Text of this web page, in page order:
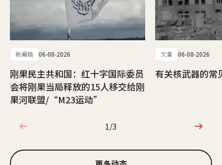
新闻稿 06-08-2026
刚果民主共和国：红十字国际委员
会将刚果当局释放的15人移交给刚
果河联盟/“M23运动”
文章 06-08-2026
有关核武器的常
1/3
1/3